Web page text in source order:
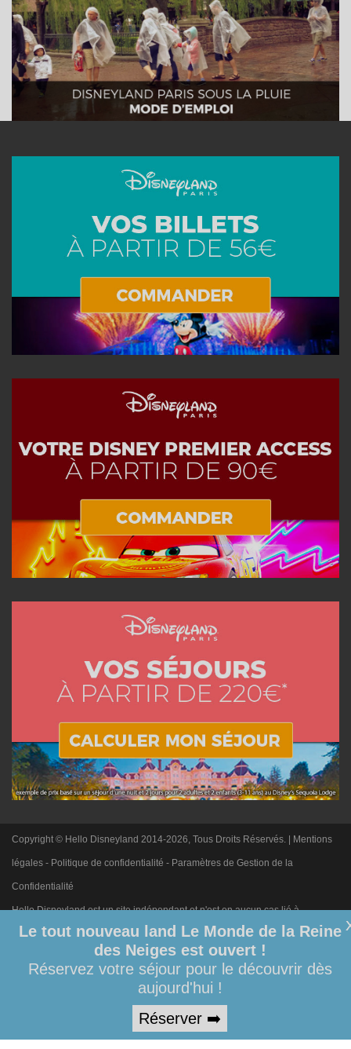
Copyright © Hello Disneyland 2014-2026, Tous Droits Réservés. | Mentions
légales - Politique de confidentialité - Paramètres de Gestion de la
Confidentialité
Hello Disneyland est un site indépendant et n'est en aucun cas lié à
Disneyland Paris. Toute demande adressée à Disneyland Paris sera
ignorée. Merci de votre compréhension.
Le tout nouveau land Le Monde de la Reine
des Neiges est ouvert !
Réservez votre séjour pour le découvrir dès
aujourd'hui !
Réserver ➡️